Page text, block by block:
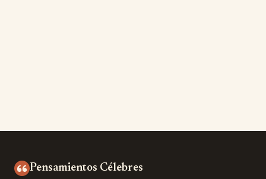
Pensamientos Célebres